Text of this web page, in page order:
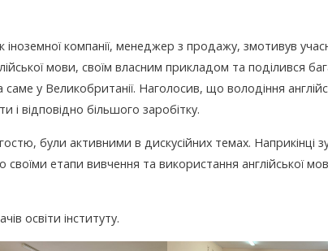
компанії, менеджер з продажу, змотивув
мови, своїм власним прикладом та поділився
у Великобританії. Наголосив, що володіння
відповідно більшого заробітку.
були активними в дискусійних темах. Наприкінці
етапи вивчення та використання англійської
освіти інституту.